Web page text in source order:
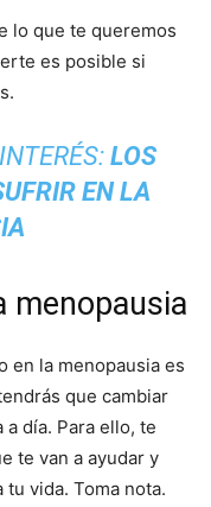
lo que te queremos
es posible si
LOS
EN LA
menopausia
en la menopausia es
que cambiar
día. Para ello, te
te van a ayudar y
vida. Toma nota.